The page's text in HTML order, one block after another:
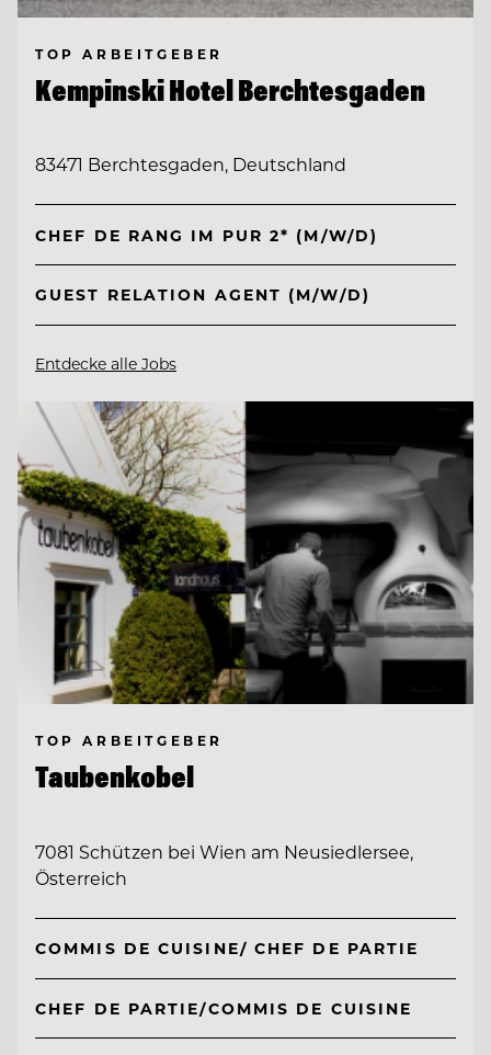
TOP ARBEITGEBER
Kempinski Hotel Berchtesgaden
83471 Berchtesgaden, Deutschland
CHEF DE RANG IM PUR 2* (M/W/D)
GUEST RELATION AGENT (M/W/D)
Entdecke alle Jobs
TOP ARBEITGEBER
Taubenkobel
7081 Schützen bei Wien am Neusiedlersee,
Österreich
COMMIS DE CUISINE/ CHEF DE PARTIE
CHEF DE PARTIE/COMMIS DE CUISINE